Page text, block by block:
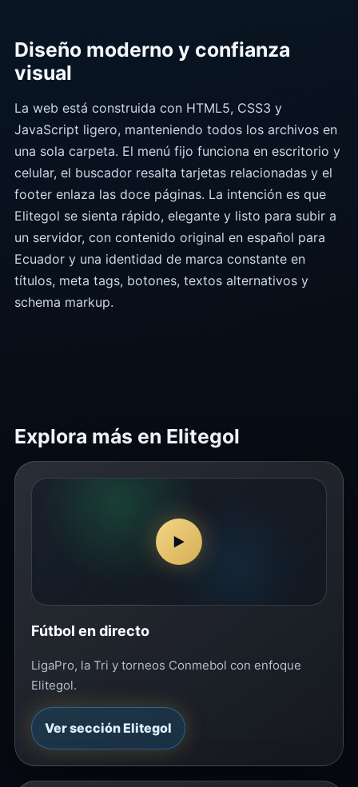
Diseño moderno y confianza
visual
La web está construida con HTML5, CSS3 y
JavaScript ligero, manteniendo todos los archivos en
una sola carpeta. El menú fijo funciona en escritorio y
celular, el buscador resalta tarjetas relacionadas y el
footer enlaza las doce páginas. La intención es que
Elitegol se sienta rápido, elegante y listo para subir a
un servidor, con contenido original en español para
Ecuador y una identidad de marca constante en
títulos, meta tags, botones, textos alternativos y
schema markup.
Explora más en Elitegol
▶
Fútbol en directo
LigaPro, la Tri y torneos Conmebol con enfoque
Elitegol.
Ver sección Elitegol